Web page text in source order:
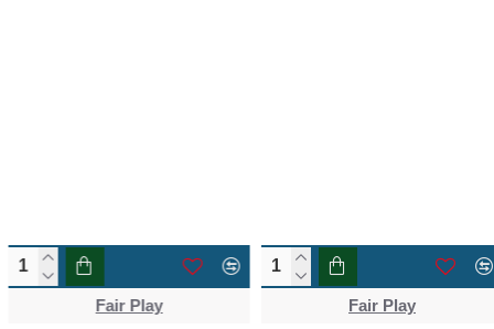
Fair Play Fair Play